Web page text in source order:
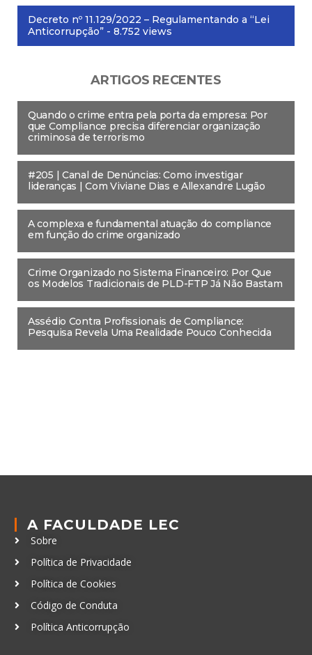
Decreto nº 11.129/2022 – Regulamentando a “Lei
Anticorrupção” - 8.752 views
ARTIGOS RECENTES
Quando o crime entra pela porta da empresa: Por
que Compliance precisa diferenciar organização
criminosa de terrorismo
#205 | Canal de Denúncias: Como investigar
lideranças | Com Viviane Dias e Allexandre Lugão
A complexa e fundamental atuação do compliance
em função do crime organizado
Crime Organizado no Sistema Financeiro: Por Que
os Modelos Tradicionais de PLD-FTP Já Não Bastam
Assédio Contra Profissionais de Compliance:
Pesquisa Revela Uma Realidade Pouco Conhecida
A FACULDADE LEC
Sobre
Política de Privacidade
Política de Cookies
Código de Conduta
Política Anticorrupção